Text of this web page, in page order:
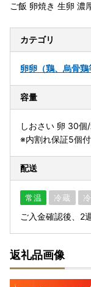
ご飯 卵焼き 生卵 濃
カテゴリ
卵卵（鶏、烏骨鶏
容量
しおさい 卵 30個
※内割れ保証5個付
配送
常温 冷蔵
ご入金確認後、2
返礼品画像